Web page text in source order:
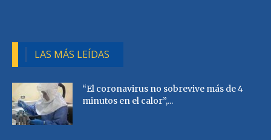
LAS MÁS LEÍDAS
“El coronavirus no sobrevive más de 4
minutos en el calor”,...